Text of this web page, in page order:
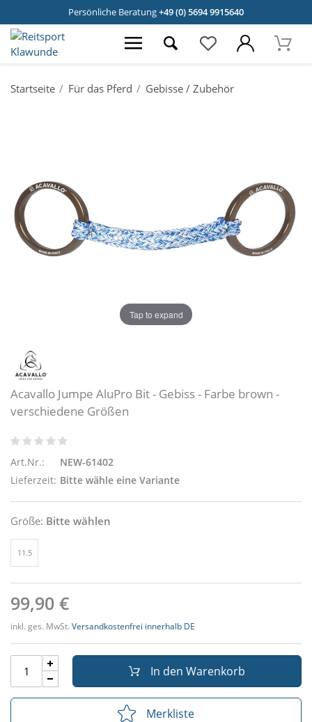
Persönliche Beratung+49 (0) 5694 9915640
Startseite Für das Pferd Gebisse / Zubehör
Tap to expand
Acavallo Jumpe AluPro Bit - Gebiss - Farbe brown -
verschiedene Größen
Art.Nr.:
NEW-61402
Lieferzeit: Bitte wähle eine Variante
Größe: Bitte wählen
11.5
99,90 €
inkl. ges. MwSt. Versandkostenfrei innerhalb DE
In den Warenkorb
Merkliste